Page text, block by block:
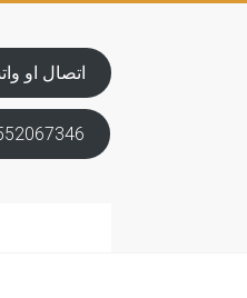
اتصال او